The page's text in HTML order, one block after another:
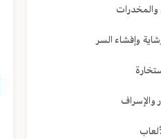
والمخدرات
وإفشاء السر
والإسراف